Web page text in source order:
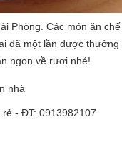
Phòng. Các món ăn
đã một lần được
ngon về rươi nhé!
nhà
rẻ - ĐT: 0913982107